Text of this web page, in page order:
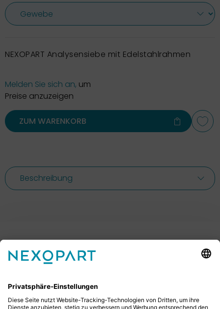
NEXOPART Analysensiebe mit Edelstahlrahmen
Melden Sie sich an, um
Preise anzuzeigen
ZUM WARENKORB
Beschreibung
Ihr Kontakt zu uns.
schreiben uns eine E-Mail.
+49 2522 59084 0